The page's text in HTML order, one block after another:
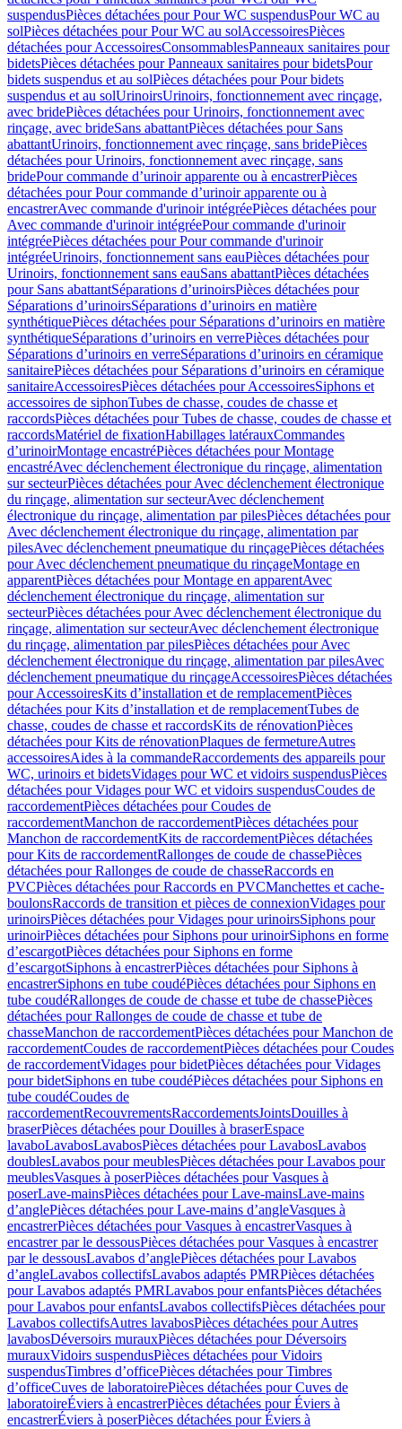
suspendusPièces détachées pour Pour WC suspendusPour WC au
solPièces détachées pour Pour WC au solAccessoiresPièces
détachées pour AccessoiresConsommablesPanneaux sanitaires pour
bidetsPièces détachées pour Panneaux sanitaires pour bidetsPour
bidets suspendus et au solPièces détachées pour Pour bidets
suspendus et au solUrinoirsUrinoirs, fonctionnement avec rinçage,
avec bridePièces détachées pour Urinoirs, fonctionnement avec
rinçage, avec brideSans abattantPièces détachées pour Sans
abattantUrinoirs, fonctionnement avec rinçage, sans bridePièces
détachées pour Urinoirs, fonctionnement avec rinçage, sans
bridePour commande d’urinoir apparente ou à encastrerPièces
détachées pour Pour commande d’urinoir apparente ou à
encastrerAvec commande d'urinoir intégréePièces détachées pour
Avec commande d'urinoir intégréePour commande d'urinoir
intégréePièces détachées pour Pour commande d'urinoir
intégréeUrinoirs, fonctionnement sans eauPièces détachées pour
Urinoirs, fonctionnement sans eauSans abattantPièces détachées
pour Sans abattantSéparations d’urinoirsPièces détachées pour
Séparations d’urinoirsSéparations d’urinoirs en matière
synthétiquePièces détachées pour Séparations d’urinoirs en matière
synthétiqueSéparations d’urinoirs en verrePièces détachées pour
Séparations d’urinoirs en verreSéparations d’urinoirs en céramique
sanitairePièces détachées pour Séparations d’urinoirs en céramique
sanitaireAccessoiresPièces détachées pour AccessoiresSiphons et
accessoires de siphonTubes de chasse, coudes de chasse et
raccordsPièces détachées pour Tubes de chasse, coudes de chasse et
raccordsMatériel de fixationHabillages latérauxCommandes
dʼurinoirMontage encastréPièces détachées pour Montage
encastréAvec déclenchement électronique du rinçage, alimentation
sur secteurPièces détachées pour Avec déclenchement électronique
du rinçage, alimentation sur secteurAvec déclenchement
électronique du rinçage, alimentation par pilesPièces détachées pour
Avec déclenchement électronique du rinçage, alimentation par
pilesAvec déclenchement pneumatique du rinçagePièces détachées
pour Avec déclenchement pneumatique du rinçageMontage en
apparentPièces détachées pour Montage en apparentAvec
déclenchement électronique du rinçage, alimentation sur
secteurPièces détachées pour Avec déclenchement électronique du
rinçage, alimentation sur secteurAvec déclenchement électronique
du rinçage, alimentation par pilesPièces détachées pour Avec
déclenchement électronique du rinçage, alimentation par pilesAvec
déclenchement pneumatique du rinçageAccessoiresPièces détachées
pour AccessoiresKits d’installation et de remplacementPièces
détachées pour Kits d’installation et de remplacementTubes de
chasse, coudes de chasse et raccordsKits de rénovationPièces
détachées pour Kits de rénovationPlaques de fermetureAutres
accessoiresAides à la commandeRaccordements des appareils pour
WC, urinoirs et bidetsVidages pour WC et vidoirs suspendusPièces
détachées pour Vidages pour WC et vidoirs suspendusCoudes de
raccordementPièces détachées pour Coudes de
raccordementManchon de raccordementPièces détachées pour
Manchon de raccordementKits de raccordementPièces détachées
pour Kits de raccordementRallonges de coude de chassePièces
détachées pour Rallonges de coude de chasseRaccords en
PVCPièces détachées pour Raccords en PVCManchettes et cache-
boulonsRaccords de transition et pièces de connexionVidages pour
urinoirsPièces détachées pour Vidages pour urinoirsSiphons pour
urinoirPièces détachées pour Siphons pour urinoirSiphons en forme
d’escargotPièces détachées pour Siphons en forme
d’escargotSiphons à encastrerPièces détachées pour Siphons à
encastrerSiphons en tube coudéPièces détachées pour Siphons en
tube coudéRallonges de coude de chasse et tube de chassePièces
détachées pour Rallonges de coude de chasse et tube de
chasseManchon de raccordementPièces détachées pour Manchon de
raccordementCoudes de raccordementPièces détachées pour Coudes
de raccordementVidages pour bidetPièces détachées pour Vidages
pour bidetSiphons en tube coudéPièces détachées pour Siphons en
tube coudéCoudes de
raccordementRecouvrementsRaccordementsJointsDouilles à
braserPièces détachées pour Douilles à braserEspace
lavaboLavabosLavabosPièces détachées pour LavabosLavabos
doublesLavabos pour meublesPièces détachées pour Lavabos pour
meublesVasques à poserPièces détachées pour Vasques à
poserLave-mainsPièces détachées pour Lave-mainsLave-mains
d’anglePièces détachées pour Lave-mains d’angleVasques à
encastrerPièces détachées pour Vasques à encastrerVasques à
encastrer par le dessousPièces détachées pour Vasques à encastrer
par le dessousLavabos d’anglePièces détachées pour Lavabos
d’angleLavabos collectifsLavabos adaptés PMRPièces détachées
pour Lavabos adaptés PMRLavabos pour enfantsPièces détachées
pour Lavabos pour enfantsLavabos collectifsPièces détachées pour
Lavabos collectifsAutres lavabosPièces détachées pour Autres
lavabosDéversoirs murauxPièces détachées pour Déversoirs
murauxVidoirs suspendusPièces détachées pour Vidoirs
suspendusTimbres dʼofficePièces détachées pour Timbres
dʼofficeCuves de laboratoirePièces détachées pour Cuves de
laboratoireÉviers à encastrerPièces détachées pour Éviers à
encastrerÉviers à poserPièces détachées pour Éviers à